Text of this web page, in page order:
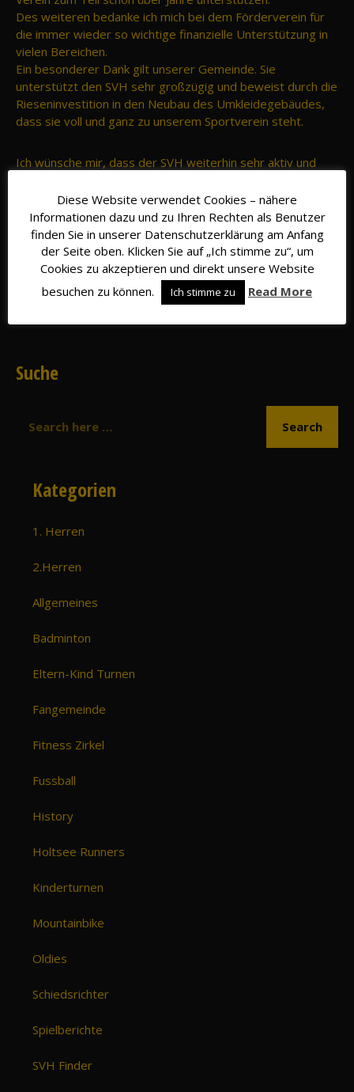
Des weiteren bedanke ich mich bei dem Förderverein für
die immer wieder so wichtige finanzielle Unterstützung in
vielen Bereichen.
Ein besonderer Dank gilt unserer Gemeinde. Sie
unterstützt den SVH sehr großzügig und beweist durch die
Rieseninvestition in den Neubau des Umkleidegebäudes,
dass sie voll und ganz zu unserem Sportverein steht.
Ich wünsche mir, dass der SVH weiterhin sehr aktiv und
und neue Mitglieder dazu bekommen.
Für das laufende Jahr hoffe ich auf viele Aktivitäten,
möglichst ohne Einschränkungen.
Der Vorstand
Rüdiger
Suche
Kategorien
1. Herren
2.Herren
Allgemeines
Badminton
Eltern-Kind Turnen
Fangemeinde
Fitness Zirkel
Fussball
History
Holtsee Runners
Kinderturnen
Mountainbike
Oldies
Schiedsrichter
Spielberichte
SVH Finder
Diese Website verwendet Cookies – nähere
Informationen dazu und zu Ihren Rechten als Benutzer
finden Sie in unserer Datenschutzerklärung am Anfang
der Seite oben. Klicken Sie auf „Ich stimme zu“, um
Cookies zu akzeptieren und direkt unsere Website
besuchen zu können.
Ich stimme zu Read More